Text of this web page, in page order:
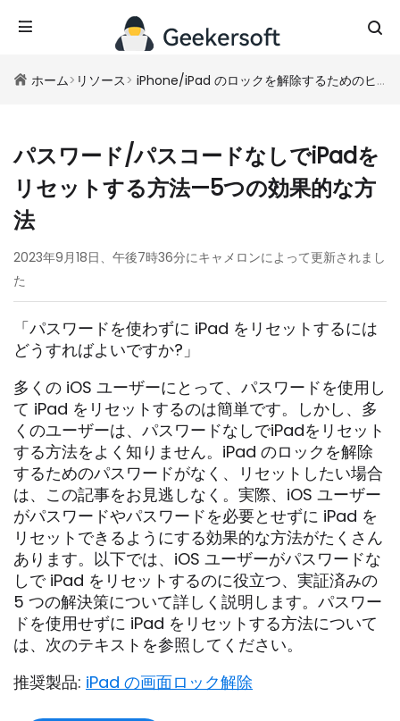
ホーム> リソース > iPhone/iPad のロックを解除するためのヒント
パスワード/パスコードなしでiPadを
リセットする方法—5つの効果的な方
法
2023年9月18日、午後7時36分にキャメロンによって更新されまし
た
「パスワードを使わずに iPad をリセットするには
どうすればよいですか?」
多くの iOS ユーザーにとって、パスワードを使用し
て iPad をリセットするのは簡単です。しかし、多
くのユーザーは、パスワードなしでiPadをリセット
する方法をよく知りません。iPad のロックを解除
するためのパスワードがなく、リセットしたい場合
は、この記事をお見逃しなく。実際、iOS ユーザー
がパスワードやパスワードを必要とせずに iPad を
リセットできるようにする効果的な方法がたくさん
あります。以下では、iOS ユーザーがパスワードな
しで iPad をリセットするのに役立つ、実証済みの
5 つの解決策について詳しく説明します。パスワー
ドを使用せずに iPad をリセットする方法について
は、次のテキストを参照してください。
推奨製品: iPad の画面ロック解除